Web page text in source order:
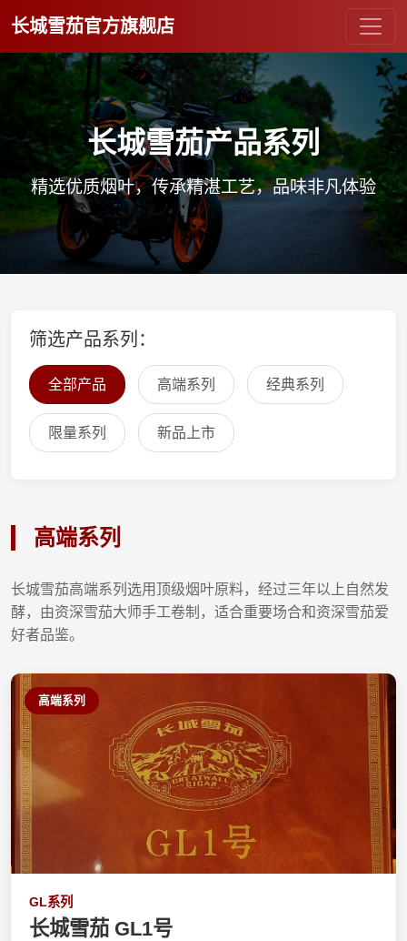
长城雪茄官方旗舰店
长城雪茄产品系列
精选优质烟叶，传承精湛工艺，品味非凡体验
筛选产品系列：
全部产品 高端系列 经典系列
限量系列 新品上市
高端系列
长城雪茄高端系列选用顶级烟叶原料，经过三年以上自然发
酵，由资深雪茄大师手工卷制，适合重要场合和资深雪茄爱
好者品鉴。
高端系列
GL系列
长城雪茄 GL1号